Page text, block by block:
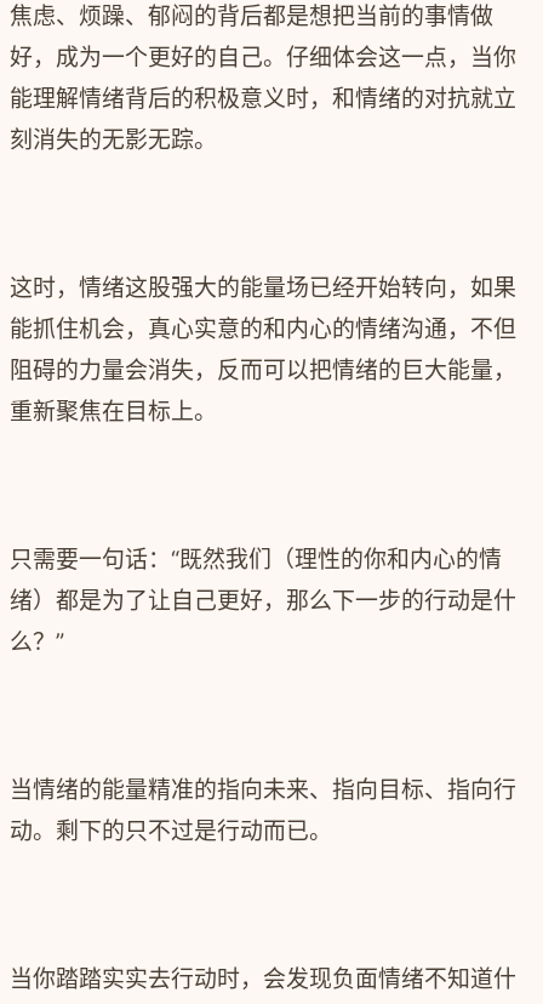
焦虑、烦躁、郁闷的背后都是想把当前的事情做
好，成为一个更好的自己。仔细体会这一点，当你
能理解情绪背后的‍‍积极意义时，和情绪的对抗就立
刻消失的无影无踪。
这时，情绪这股强大的能量场已经开始转向，如果
能抓住机会，真心实意的和内心的情绪沟通，不但
阻碍的力量会消失，反而可以把情绪的巨大能量，
重新聚焦在目标上。
只需要一句话：“既然我们（理性的你和内心的情
绪）都是为了让自己更好，那么下一步的行动是什
么？”
当情绪的能量精准的指向未来、指向目标、指向行
动。剩下的只不过是行动而已。
当你踏踏实实去行动时，会发现负面情绪不知道什